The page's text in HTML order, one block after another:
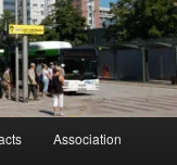
Association